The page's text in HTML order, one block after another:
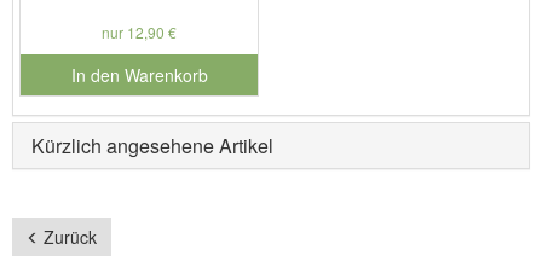
nur 12,90 €
In den Warenkorb
für Produktnummer 901127
Kürzlich angesehene Artikel
Zurück